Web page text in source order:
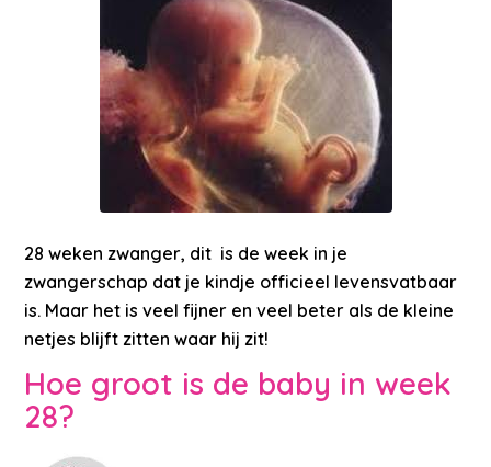
28 weken zwanger, dit is de week in je
zwangerschap dat je kindje officieel levensvatbaar
is. Maar het is veel fijner en veel beter als de kleine
netjes blijft zitten waar hij zit!
Hoe groot is de baby in week
28?